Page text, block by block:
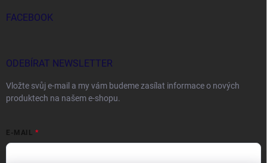
FACEBOOK
ODEBÍRAT NEWSLETTER
Vložte svůj e-mail a my vám budeme zasílat informace o nových
produktech na našem e-shopu.
E-MAIL